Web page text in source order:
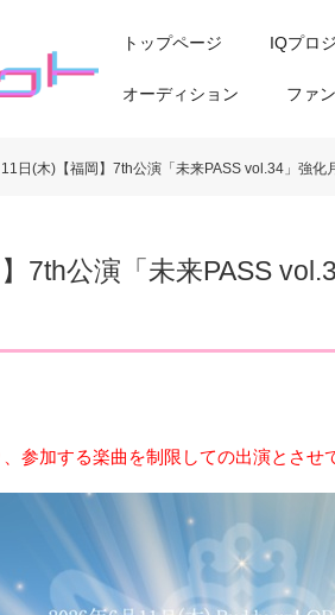
トップページ IQプロ
オーディション ファ
日(木)【福岡】7th公演「未来PASS vol.34」強化
7th公演「未来PASS
参加する楽曲を制限しての出演とさせ